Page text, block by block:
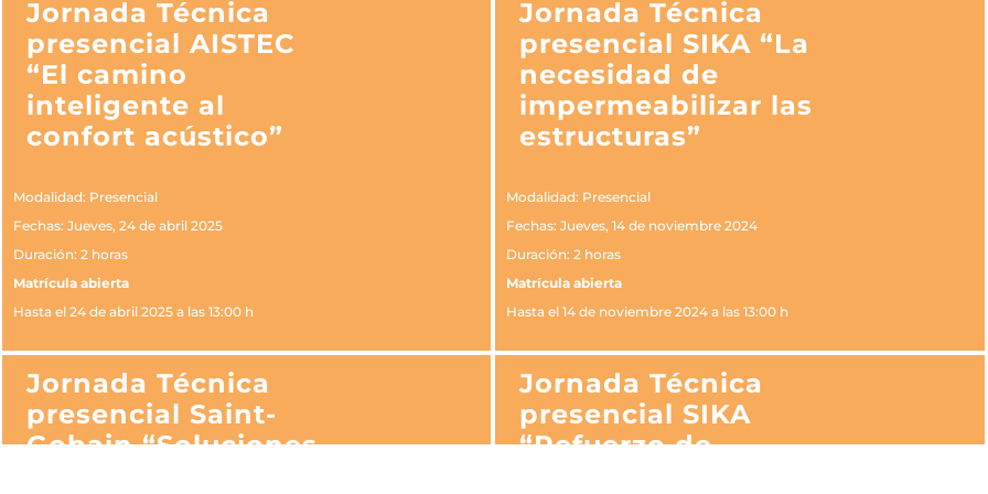
Jornada Técnica
presencial AISTEC
“El camino
inteligente al
confort acústico”
Modalidad: Presencial
Fechas: Jueves, 24 de abril 2025
Duración: 2 horas
Matrícula abierta
Hasta el 24 de abril 2025 a las 13:00 h
Jornada Técnica
presencial SIKA “La
necesidad de
impermeabilizar las
estructuras”
Modalidad: Presencial
Fechas: Jueves, 14 de noviembre 2024
Duración: 2 horas
Matrícula abierta
Hasta el 14 de noviembre 2024 a las 13:00 h
Jornada Técnica
presencial Saint-
Gobain “Soluciones
Jornada Técnica
presencial SIKA
“Refuerzo de